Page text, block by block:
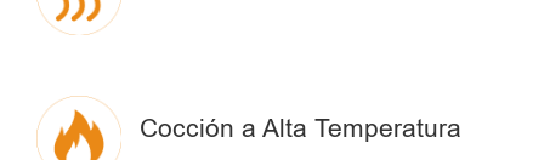
Cocción a Alta Temperatura